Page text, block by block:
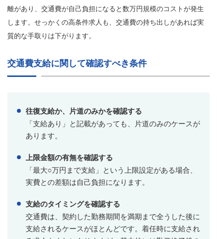
離があり、交通費が自己負担になると数万円規模のコストが発生
します。せっかくの高条件求人も、交通費の持ち出しがあれば実
質的な手取りは下がります。
交通費支給に関して確認すべき条件
往復支給か、片道のみかを確認する
「支給あり」と記載があっても、片道のみのケースが
あります。
上限金額の有無を確認する
「最大○万円まで支給」という上限設定がある場合、
実費との差額は自己負担になります。
支給のタイミングを確認する
交通費は、契約した勤務期間を満期まで全うした後に
支給されるケースがほとんどです。着任時に支給され